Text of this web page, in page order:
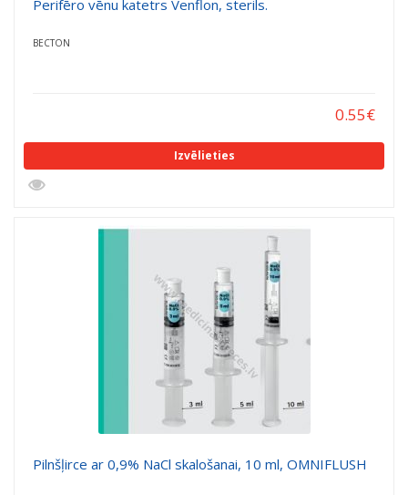
Perifēro vēnu katetrs Venflon, sterils.
BECTON
0.55€
Izvēlieties
Pilnšļirce ar 0,9% NaCl skalošanai, 10 ml, OMNIFLUSH